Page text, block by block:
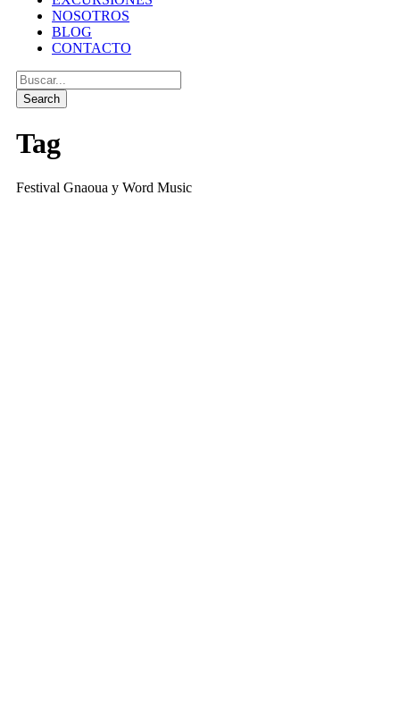
NOSOTROS
BLOG
CONTACTO
Tag
Festival Gnaoua y Word Music